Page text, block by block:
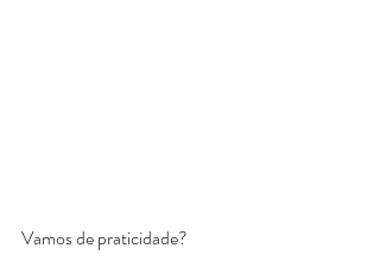
Vamos de praticidade?